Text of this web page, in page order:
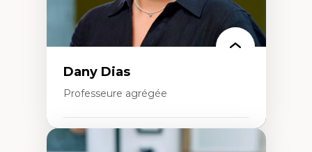
Dany Dias
Professeure agrégée